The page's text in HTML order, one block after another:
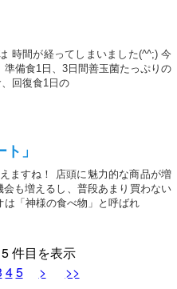
時間が経ってしまいました(^^;) 今
備食1日、3日間善玉菌たっぷりの
回復食1日の
」
ますね！ 店頭に魅力的な商品が増
も増えるし、普段あまり買わない
は「神様の食べ物」と呼ばれ
件目を表示
45 > >>